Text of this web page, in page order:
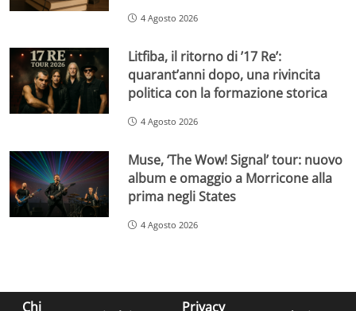
4 Agosto 2026
Litfiba, il ritorno di ’17 Re’:
quarant’anni dopo, una rivincita
politica con la formazione storica
4 Agosto 2026
Muse, ‘The Wow! Signal’ tour: nuovo
album e omaggio a Morricone alla
prima negli States
4 Agosto 2026
Chi Privacy